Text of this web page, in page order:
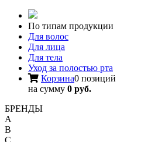
По типам продукции
Для волос
Для лица
Для тела
Уход за полостью рта
Корзина0 позиций
на сумму 0 руб.
БРЕНДЫ
A
B
C